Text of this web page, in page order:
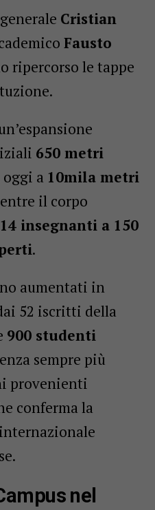
Cristian
Fausto
ripercorso le tappe
650 metri
a 10mila metri
il corpo
14 insegnanti a 150
.
aumentati in
52 iscritti della
900 studenti
sempre più
provenienti
conferma la
nel